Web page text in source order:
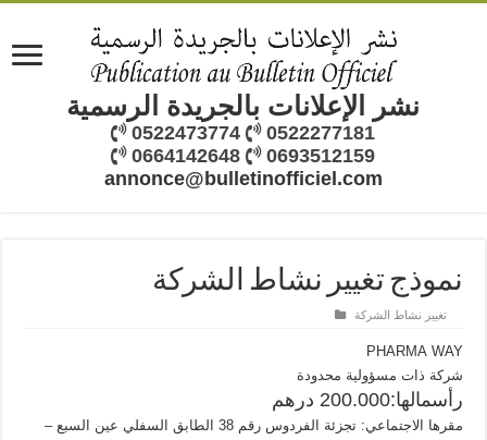
نشر الإعلانات بالجريدة الرسمية
0522473774
0522277181
0664142648
0693512159
annonce@bulletinofficiel.com
نموذج تغيير نشاط الشركة
تغيير نشاط الشركة
PHARMA WAY
شركة ذات مسؤولية محدودة
رأسمالها:200.000 درهم
مقرها الاجتماعي: تجزئة الفردوس رقم 38 الطابق السفلي عين السبع –